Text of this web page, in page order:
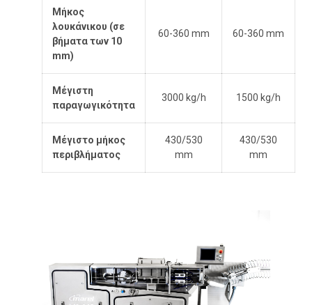
Μήκος
λουκάνικου (σε
βήματα των 10
mm)
60-360 mm 60-360 mm
Μέγιστη
παραγωγικότητα
3000 kg/h 1500 kg/h
Μέγιστο μήκος
περιβλήματος
430/530
mm
430/530
mm